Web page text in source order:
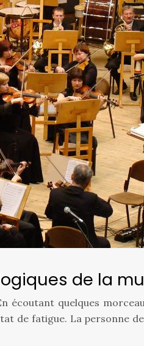
de la
écoutant quelques
de fatigue. La personne